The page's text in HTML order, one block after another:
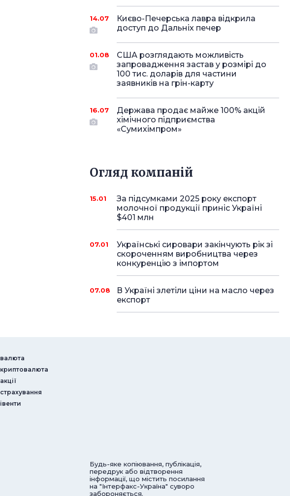
14.07
Києво-Печерська лавра відкрила
доступ до Дальніх печер
01.08
США розглядають можливість
запровадження застав у розмірі до
100 тис. доларів для частини
заявників на грін-карту
16.07
Держава продає майже 100% акцій
хімічного підприємства
«Сумихімпром»
Огляд компаній
15.01
За підсумками 2025 року експорт
молочної продукції приніс Україні
$401 млн
07.01
Українські сировари закінчують рік зі
скороченням виробництва через
конкуренцію з імпортом
07.08
В Україні злетіли ціни на масло через
експорт
валюта
криптовалюта
акції
страхування
iвенти
Будь-яке копіювання, публікація,
передрук або відтворення
інформації, що містить посилання
на "Інтерфакс-Україна" суворо
забороняється.